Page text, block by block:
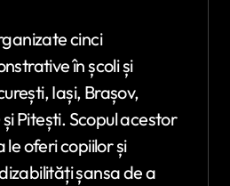
cinci
în școli și
Iași, Brașov,
Pitești. Scopul acestor
oferi copiilor și
șansa de a